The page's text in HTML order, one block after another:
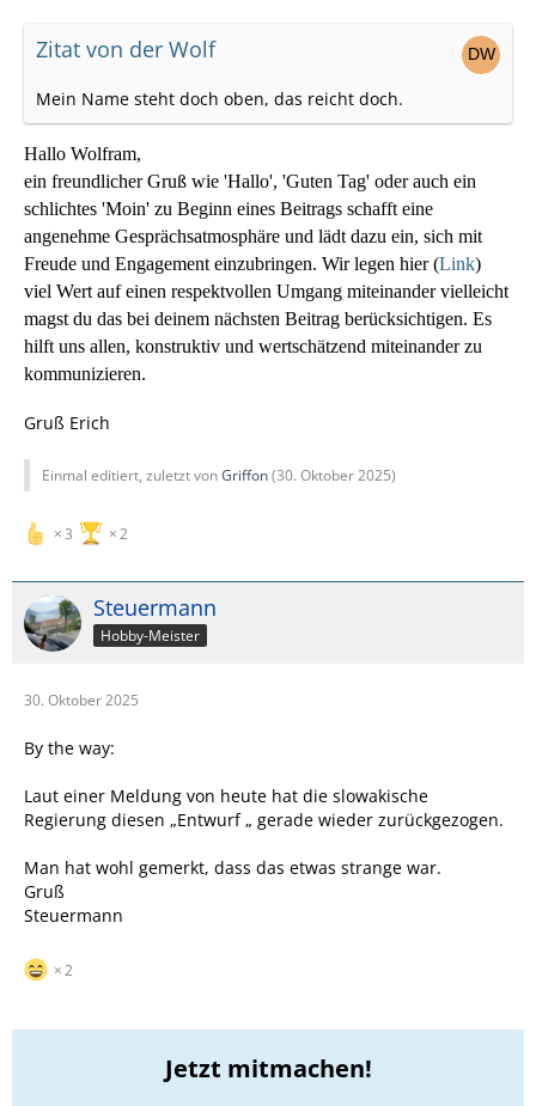
Zitat von der Wolf
Mein Name steht doch oben, das reicht doch.
Hallo Wolfram,
ein freundlicher Gruß wie 'Hallo', 'Guten Tag' oder auch ein
schlichtes 'Moin' zu Beginn eines Beitrags schafft eine
angenehme Gesprächsatmosphäre und lädt dazu ein, sich mit
Freude und Engagement einzubringen. Wir legen hier (Link)
viel Wert auf einen respektvollen Umgang miteinander vielleicht
magst du das bei deinem nächsten Beitrag berücksichtigen. Es
hilft uns allen, konstruktiv und wertschätzend miteinander zu
kommunizieren.
Gruß Erich
Einmal editiert, zuletzt vonGriffon(30. Oktober 2025)
3 2
Steuermann
Hobby-Meister
30. Oktober 2025
By the way:
Laut einer Meldung von heute hat die slowakische
Regierung diesen „Entwurf „ gerade wieder zurückgezogen.
Man hat wohl gemerkt, dass das etwas strange war.
Gruß
Steuermann
2
Jetzt mitmachen!